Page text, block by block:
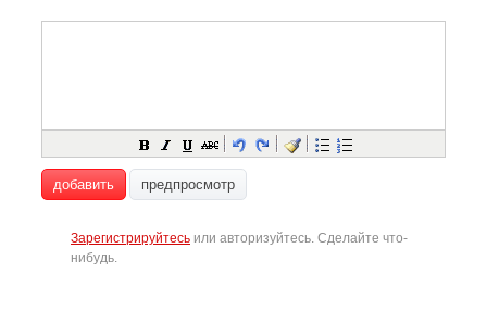
добавить предпросмотр
Зарегистрируйтесь или авторизуйтесь. Сделайте что-
нибудь.